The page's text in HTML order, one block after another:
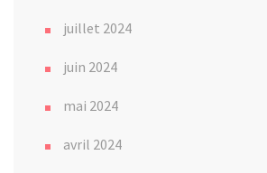
juillet 2024
juin 2024
mai 2024
avril 2024